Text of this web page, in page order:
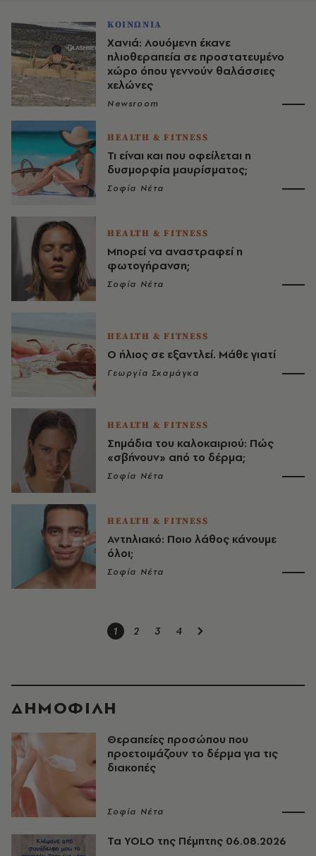
ΚΟΙΝΩΝΙΑ
Χανιά: Λουόμενη έκανε
ηλιοθεραπεία σε προστατευμένο
χώρο όπου γεννούν θαλάσσιες
χελώνες
Newsroom
HEALTH & FITNESS
Τι είναι και που οφείλεται η
δυσμορφία μαυρίσματος;
Σοφία Νέτα
HEALTH & FITNESS
Μπορεί να αναστραφεί η
φωτογήρανση;
Σοφία Νέτα
HEALTH & FITNESS
Ο ήλιος σε εξαντλεί. Μάθε γιατί
Γεωργία Σκαμάγκα
HEALTH & FITNESS
Σημάδια του καλοκαιριού: Πώς
«σβήνουν» από το δέρμα;
Σοφία Νέτα
HEALTH & FITNESS
Αντηλιακό: Ποιο λάθος κάνουμε
όλοι;
Σοφία Νέτα
1 2 3 4
ΔΗΜΟΦΙΛΗ
Θεραπείες προσώπου που
προετοιμάζουν τo δέρμα για τις
διακοπές
Σοφία Νέτα
Τα YOLO της Πέμπτης 06.08.2026